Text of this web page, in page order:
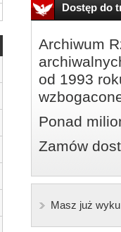
Dostęp do
Archiwum
od 1993
Ponad
Zamów
Masz już